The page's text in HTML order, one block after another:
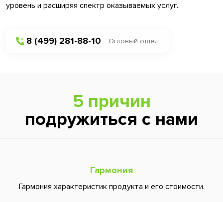
уровень и расширяя спектр оказываемых услуг.
8 (499) 281-88-10 Оптовый отдел
5 причин
подружиться с нами
Гармония
Гармония характеристик продукта и его стоимости.